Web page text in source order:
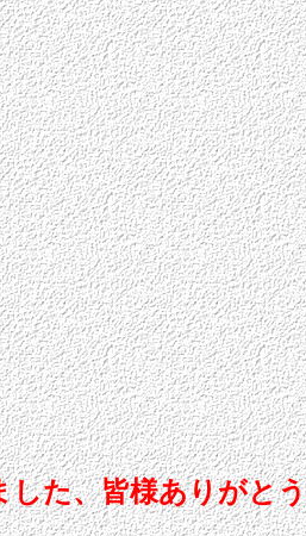
した、皆様ありがと